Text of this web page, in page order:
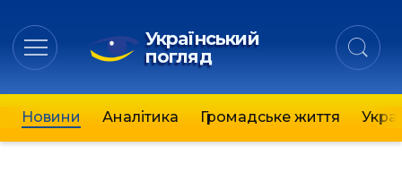
Український
погляд
Новини Аналітика Громадське життя